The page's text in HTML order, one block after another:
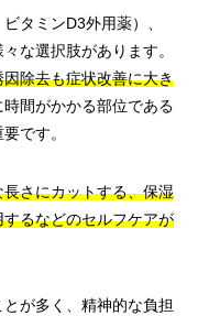
タミンD3外用薬）、
な選択肢があります。
除去も症状改善に大き
時間がかかる部位である
です。
さにカットする、保湿
るなどのセルフケアが
が多く、精神的な負担